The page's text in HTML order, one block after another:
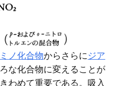
ノ化合物からさらに ジア
な化合物に変えることが
わめて重要である。吸入